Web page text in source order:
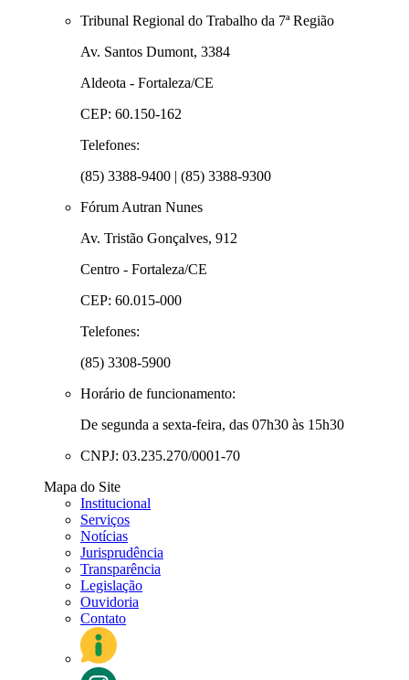
Tribunal Regional do Trabalho da 7ª Região
Av. Santos Dumont, 3384
Aldeota - Fortaleza/CE
CEP: 60.150-162
Telefones:
(85) 3388-9400 | (85) 3388-9300
Fórum Autran Nunes
Av. Tristão Gonçalves, 912
Centro - Fortaleza/CE
CEP: 60.015-000
Telefones:
(85) 3308-5900
Horário de funcionamento:
De segunda a sexta-feira, das 07h30 às 15h30
CNPJ: 03.235.270/0001-70
Mapa do Site
Institucional
Serviços
Notícias
Jurisprudência
Transparência
Legislação
Ouvidoria
Contato